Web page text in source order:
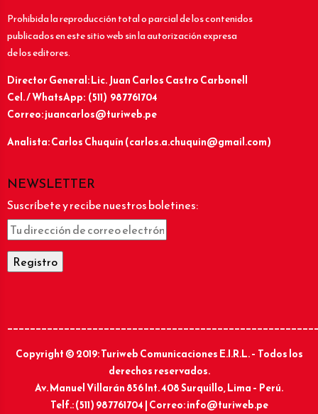
Prohibida la reproducción total o parcial de los contenidos
publicados en este sitio web sin la autorización expresa
de los editores.
Director General: Lic.Juan Carlos Castro Carbonell
Cel. / WhatsApp: (511) 987761704
Correo: juancarlos@turiweb.pe
Analista: Carlos Chuquín (carlos.a.chuquin@gmail.com)
NEWSLETTER
Suscríbete y recibe nuestros boletines:
Copyright © 2019: Turiweb Comunicaciones E.I.R.L. – Todos los
derechos reservados.
Av. Manuel Villarán 856 Int. 408 Surquillo, Lima – Perú.
Telf.: (511) 987761704 | Correo: info@turiweb.pe